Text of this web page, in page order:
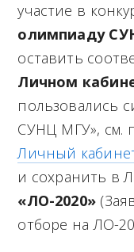
участие в
олимпиаду
оставить
Личном
пользовались
СУНЦ МГУ», см.
Личный
и сохранить в
«ЛО-2020»
отборе на ЛО-